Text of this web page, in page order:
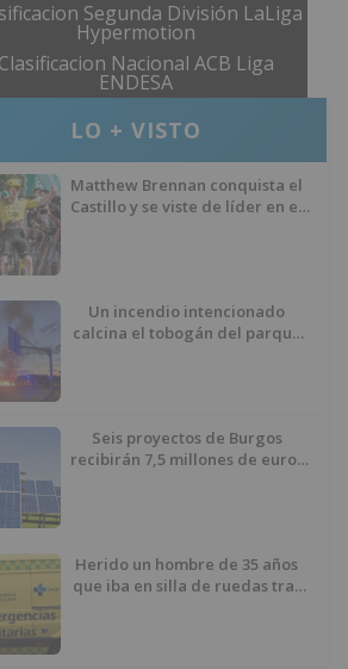
Segunda División LaLiga
Hypermotion
Clasificacion Nacional ACB Liga
ENDESA
LO + VISTO
Matthew Brennan conquista el
Castillo y se viste de líder en el
Un incendio intencionado
calcina el tobogán del parque
Seis proyectos de Burgos
recibirán 7,5 millones de euros
Herido un hombre de 35 años
que iba en silla de ruedas tras